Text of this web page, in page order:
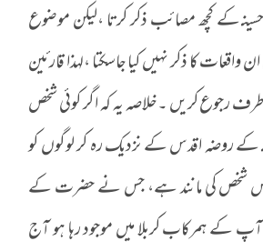
کے کچھ مصائب ذکر کرتا ،لیکن موضوع
کا ذکر نہیں کیا جاسکتا ،لہذا قارئین
رجوع کریں ۔خلاصہ یہ کہ اگر کوئی شخص
روضہ اقدس کے نزدیک رہ کر لوگوں کو
اس شخص کی مانند ہے، جس نے حضرت کے
آپ کے ہمرکاب کربلا میں موجود رہا ہو آج